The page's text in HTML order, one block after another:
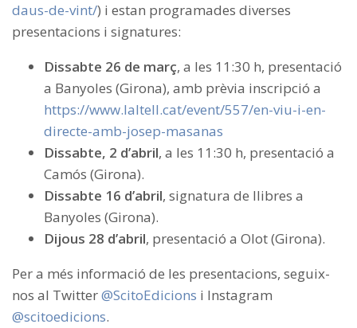
daus-de-vint/) i estan programades diverses
presentacions i signatures:
Dissabte 26 de març, a les 11:30 h, presentació
a Banyoles (Girona), amb prèvia inscripció a
https://www.laltell.cat/event/557/en-viu-i-en-
directe-amb-josep-masanas
Dissabte, 2 d’abril, a les 11:30 h, presentació a
Camós (Girona).
Dissabte 16 d’abril, signatura de llibres a
Banyoles (Girona).
Dijous 28 d’abril, presentació a Olot (Girona).
Per a més informació de les presentacions, seguix-
nos al Twitter@ScitoEdicions i Instagram
@scitoedicions.